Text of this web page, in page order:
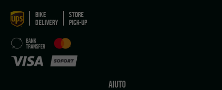
BIKE
DELIVERY
STORE
PICK-UP
AIUTO